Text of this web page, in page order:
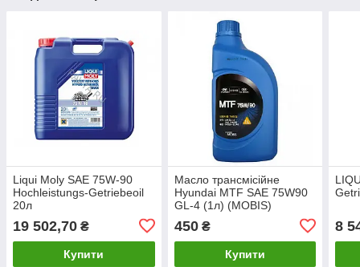
Liqui Moly SAE 75W-90
Hochleistungs-Getriebeoil
20л
19 502,70 ₴
Купити
Масло трансмісійне
Hyundai MTF SAE 75W90
GL-4 (1л) (MOBIS)
450₴
Купити
8